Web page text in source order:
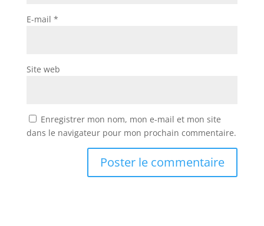
E-mail *
Site web
Enregistrer mon nom, mon e-mail et mon site
dans le navigateur pour mon prochain commentaire.